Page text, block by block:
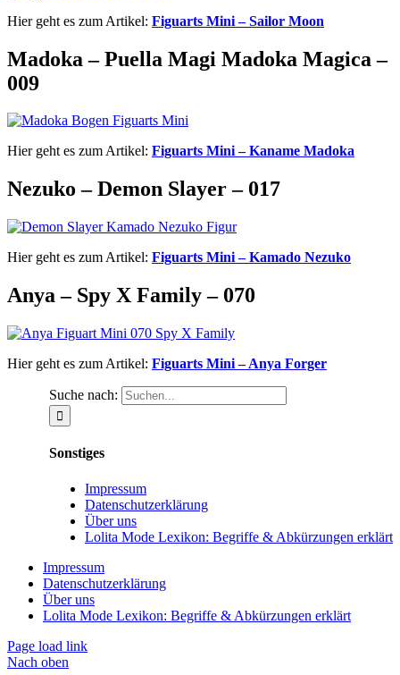
Hier geht es zum Artikel: Figuarts Mini – Sailor Moon
Madoka – Puella Magi Madoka Magica –
009
Hier geht es zum Artikel: Figuarts Mini – Kaname Madoka
Nezuko – Demon Slayer – 017
Hier geht es zum Artikel: Figuarts Mini – Kamado Nezuko
Anya – Spy X Family – 070
Hier geht es zum Artikel: Figuarts Mini – Anya Forger
Suche nach:
Sonstiges
Impressum
Datenschutzerklärung
Über uns
Lolita Mode Lexikon: Begriffe & Abkürzungen erklärt
Impressum
Datenschutzerklärung
Über uns
Lolita Mode Lexikon: Begriffe & Abkürzungen erklärt
Page load link
Nach oben